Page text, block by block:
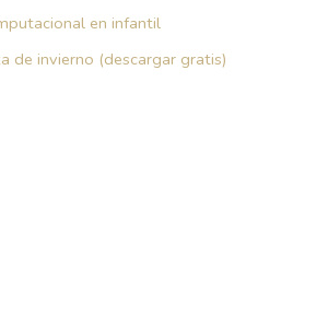
en infantil
de invierno (descargar gratis)